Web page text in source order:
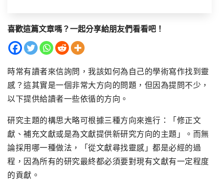
喜歡這篇文章嗎？一起分享給朋友們看看吧！
時常有讀者來信詢問，我該如何為自己的學術寫作找到靈
感？這其實是一個非常大方向的問題，但因為提問不少，
以下提供給讀者一些依循的方向。
研究主題的構思大略可根據三種方向來進行：「修正文
獻、補充文獻或是為文獻提供新研究方向的主題」。而無
論採用哪一種做法，「從文獻尋找靈感」都是必經的過
程，因為所有的研究最終都必須要對現有文獻有一定程度
的貢獻。